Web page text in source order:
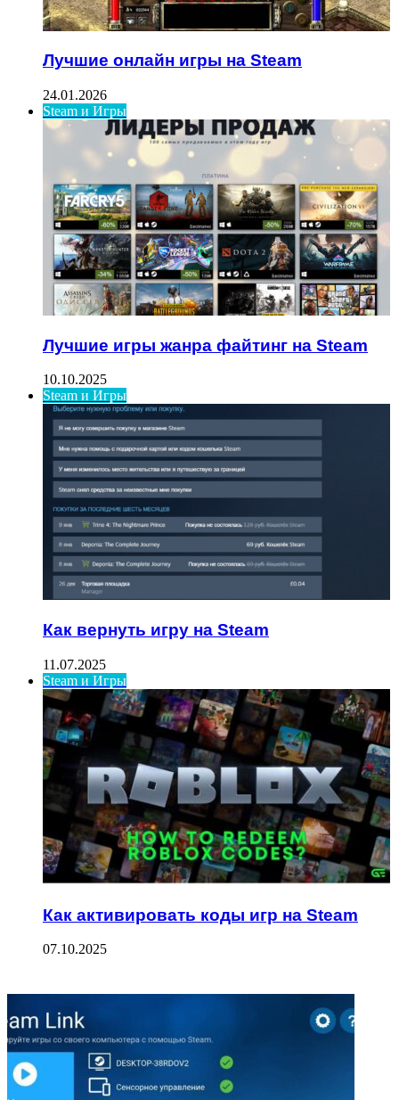
Лучшие онлайн игры на Steam
24.01.2026
Steam и Игры
Лучшие игры жанра файтинг на Steam
10.10.2025
Steam и Игры
Как вернуть игру на Steam
11.07.2025
Steam и Игры
Как активировать коды игр на Steam
07.10.2025